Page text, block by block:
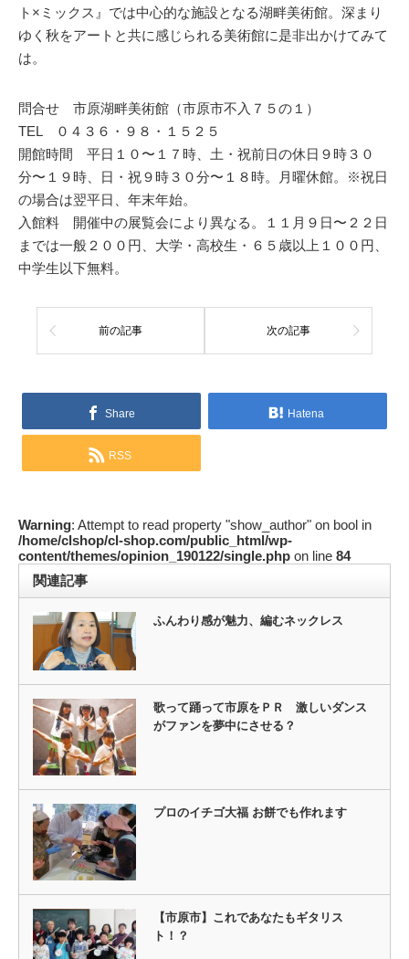
ト×ミックス』では中心的な施設となる湖畔美術館。深まり
ゆく秋をアートと共に感じられる美術館に是非出かけてみて
は。
問合せ 市原湖畔美術館（市原市不入７５の１）
TEL ０４３６・９８・１５２５
開館時間 平日１０〜１７時、土・祝前日の休日９時３０
分〜１９時、日・祝９時３０分〜１８時。月曜休館。※祝日
の場合は翌平日、年末年始。
入館料 開催中の展覧会により異なる。１１月９日〜２２日
までは一般２００円、大学・高校生・６５歳以上１００円、
中学生以下無料。
前の記事 次の記事
Share Hatena
RSS
Warning: Attempt to read property "show_author" on bool in
/home/clshop/cl-shop.com/public_html/wp-
content/themes/opinion_190122/single.php on line 84
関連記事
ふんわり感が魅力、編むネックレス
歌って踊って市原をＰＲ 激しいダンス
がファンを夢中にさせる？
プロのイチゴ大福 お餅でも作れます
【市原市】これであなたもギタリス
ト！？